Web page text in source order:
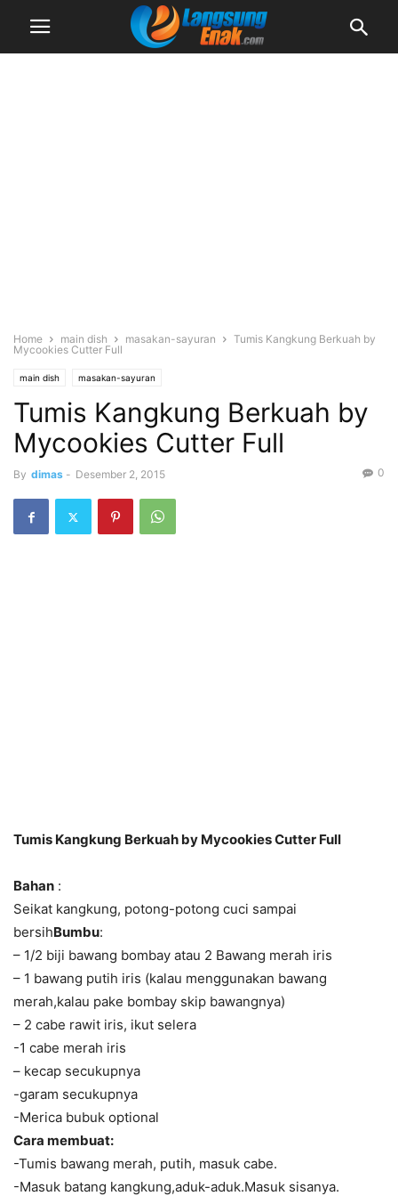
Home main dish masakan-sayuran
Tumis Kangkung Berkuah by
Mycookies Cutter Full
main dish masakan-sayuran
Tumis Kangkung Berkuah by
Mycookies Cutter Full
By dimas - Desember 2, 2015 0
Tumis Kangkung Berkuah by Mycookies Cutter Full
Bahan :
Seikat kangkung, potong-potong cuci sampai
bersihBumbu:
– 1/2 biji bawang bombay atau 2 Bawang merah iris
– 1 bawang putih iris (kalau menggunakan bawang
merah,kalau pake bombay skip bawangnya)
– 2 cabe rawit iris, ikut selera
-1 cabe merah iris
– kecap secukupnya
-garam secukupnya
-Merica bubuk optional
Cara membuat:
-Tumis bawang merah, putih, masuk cabe.
-Masuk batang kangkung,aduk-aduk.Masuk sisanya.